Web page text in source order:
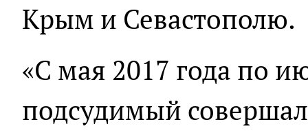
Крым и Севастополю.
«С мая 2017 года по
подсудимый